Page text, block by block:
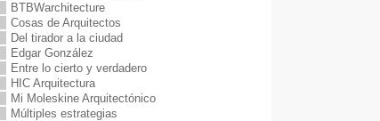
BTBWarchitecture
Cosas de Arquitectos
Del tirador a la ciudad
Edgar González
Entre lo cierto y verdadero
HIC Arquitectura
Mi Moleskine Arquitectónico
Múltiples estrategias